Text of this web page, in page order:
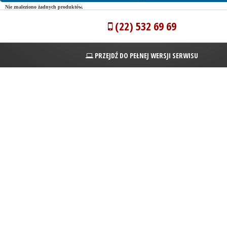
Nie znaleziono żadnych produktów.
(22) 532 69 69
PRZEJDŹ DO PEŁNEJ WERSJI SERWISU